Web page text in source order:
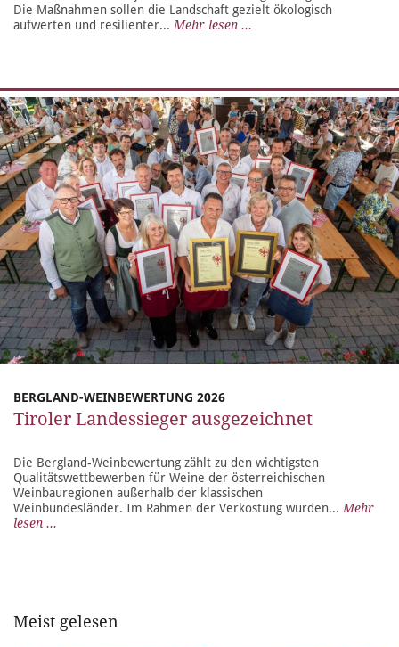
Die Maßnahmen sollen die Landschaft gezielt ökologisch
aufwerten und resilienter...Mehr lesen ...
BERGLAND-WEINBEWERTUNG 2026
Tiroler Landessieger ausgezeichnet
Die Bergland-Weinbewertung zählt zu den wichtigsten
Qualitätswettbewerben für Weine der österreichischen
Weinbauregionen außerhalb der klassischen
Weinbundesländer. Im Rahmen der Verkostung wurden... Mehr
lesen ...
Meist gelesen